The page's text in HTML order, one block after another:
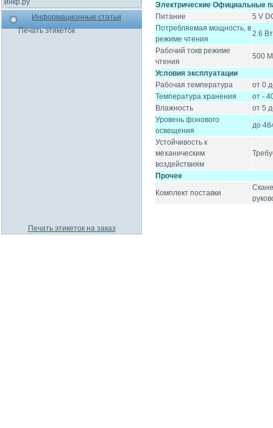
Электрические Официальные
Питание
5 V
Потребляемая мощность, в
режиме чтения
2.6 Вт
Рабочий токв режиме
чтения
500
Условия эксплуатации
Рабочая температура
от 0
Температура хранения
от -
Влажность
от 5
Уровень фонового
освещения
до
Устойчивость к
механическим
воздействиям
Прочее
Комплект поставки
Информационные статьи
Печать этикеток
Печать этикеток на заказ